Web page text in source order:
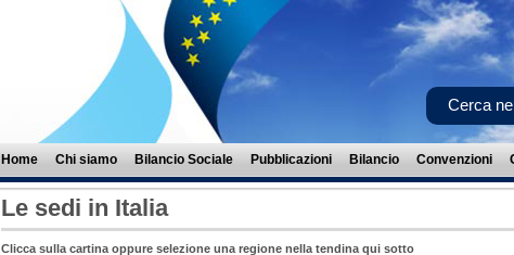
Cerca
Home Chi siamo Bilancio Sociale Pubblicazioni Bilancio Convenzioni
Le sedi in Italia
Clicca sulla cartina oppure selezione una regione nella tendina qui sotto